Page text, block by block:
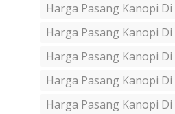
Harga Pasang Kanopi
Harga Pasang Kanopi
Harga Pasang Kanopi
Harga Pasang Kanopi
Harga Pasang Kanopi